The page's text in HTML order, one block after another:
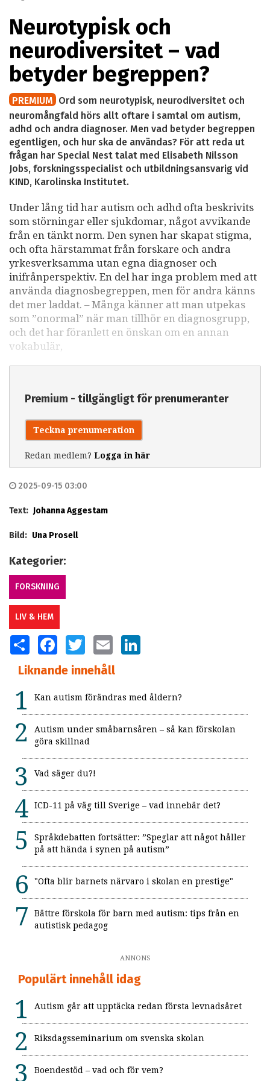
Neurotypisk och
neurodiversitet – vad
betyder begreppen?
PREMIUM Ord som neurotypisk, neurodiversitet och
neuromångfald hörs allt oftare i samtal om autism,
adhd och andra diagnoser. Men vad betyder begreppen
egentligen, och hur ska de användas? För att reda ut
frågan har Special Nest talat med Elisabeth Nilsson
Jobs, forskningsspecialist och utbildningsansvarig vid
KIND, Karolinska Institutet.
Under lång tid har autism och adhd ofta beskrivits
som störningar eller sjukdomar, något avvikande
från en tänkt norm. Den synen har skapat stigma,
och ofta härstammat från forskare och andra
yrkesverksamma utan egna diagnoser och
inifrånperspektiv. En del har inga problem med att
använda diagnosbegreppen, men för andra känns
det mer laddat. – Många känner att man utpekas
som ”onormal” när man tillhör en diagnosgrupp,
och det har föranlett en önskan om en annan
vokabulär,
Premium - tillgängligt för prenumeranter
Teckna prenumeration
Redan medlem? Logga in här
2025-09-15 03:00
Text: Johanna Aggestam
Bild: Una Prosell
Kategorier:
FORSKNING
LIV & HEM
SHARE FACEBOOKTWITTER EMAIL
Liknande innehåll
Kan autism förändras med åldern?
Autism under småbarnsåren – så kan förskolan
göra skillnad
Vad säger du?!
ICD-11 på väg till Sverige – vad innebär det?
Språkdebatten fortsätter: ”Speglar att något håller
på att hända i synen på autism”
"Ofta blir barnets närvaro i skolan en prestige"
Bättre förskola för barn med autism: tips från en
autistisk pedagog
ANNONS
Populärt innehåll idag
Autism går att upptäcka redan första levnadsåret
Riksdagsseminarium om svenska skolan
Boendestöd – vad och för vem?